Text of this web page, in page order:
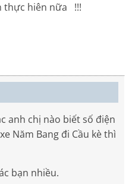
thực hiên nữa !!!
anh chị nào biết số điện
Năm Bang đi Cầu kè thì
bạn nhiều.